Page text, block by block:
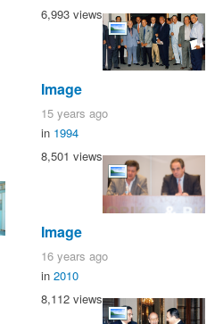
6,993 views
Image
15 years ago
in 1994
8,501 views
Image
16 years ago
in 2010
8,112 views